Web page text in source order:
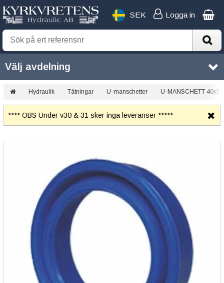
Logga in
SEK
Välj avdelning
Hydraulik Tätningar U-manschetter U-MANSCHETT
**** OBS Under v30 & 31 sker inga leveranser *****